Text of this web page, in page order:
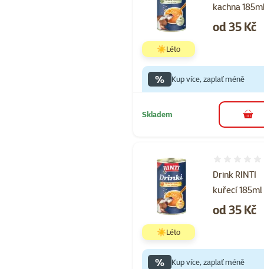
kachna
Cena
od 35 Kč
☀️Léto
% Kup více, zaplať méně
Skladem do
Drink RINTI
kuřecí 185ml
Cena
od 35 Kč
☀️Léto
% Kup více, zaplať méně